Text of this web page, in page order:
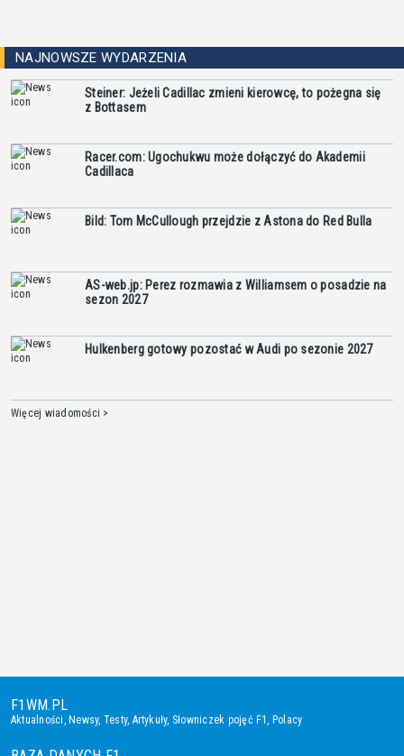
NAJNOWSZE WYDARZENIA
Steiner: Jeżeli Cadillac zmieni kierowcę, to pożegna się
z Bottasem
Racer.com: Ugochukwu może dołączyć do Akademii
Cadillaca
Bild: Tom McCullough przejdzie z Astona do Red Bulla
AS-web.jp: Perez rozmawia z Williamsem o posadzie na
sezon 2027
Hulkenberg gotowy pozostać w Audi po sezonie 2027
Więcej wiadomości >
F1WM.PL
Aktualności,Newsy, Testy, Artykuły, Słowniczek pojęć F1, Polacy